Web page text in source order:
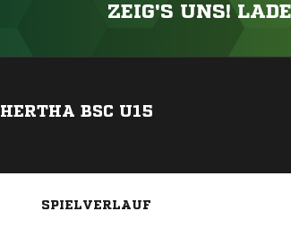
ZEIG'S UNS!
HERTHA BSC U15
SPIELVERLAUF